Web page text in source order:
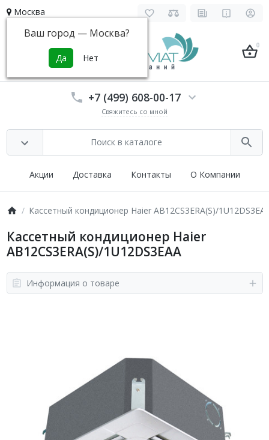
Москва
Ваш город — Москва?
0
+7 (499) 608-00-17
Свяжитесь со мной
Акции Доставка Контакты О Компании
Кассетный кондиционер Haier AB12CS3ERA(S)/
Кассетный кондиционер Haier
AB12CS3ERA(S)/1U12DS3EAA
Информация о товаре